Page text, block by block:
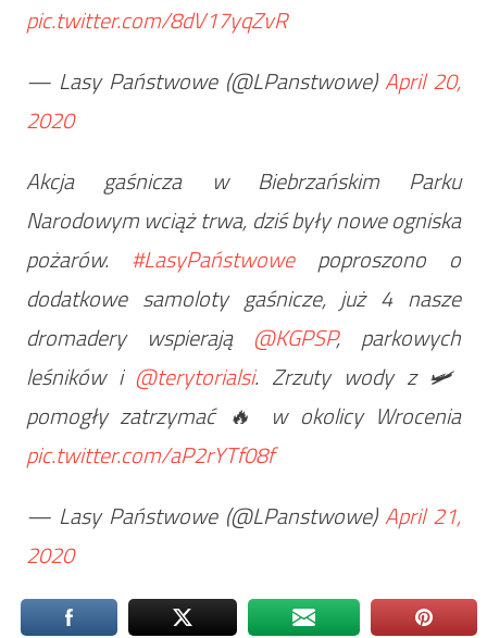
pic.twitter.com/8dV17yqZvR
— Lasy Państwowe (@LPanstwowe)April 20,
2020
Akcja gaśnicza w Biebrzańskim Parku
Narodowym wciąż trwa, dziś były nowe ogniska
pożarów. #LasyPaństwowepoproszono o
dodatkowe samoloty gaśnicze, już 4 nasze
dromadery wspierają @KGPSP, parkowych
leśników i @terytorialsi. Zrzuty wody z 🛩️
pomogły zatrzymać 🔥 w okolicy Wrocenia
pic.twitter.com/aP2rYTf08f
— Lasy Państwowe (@LPanstwowe)April 21,
2020